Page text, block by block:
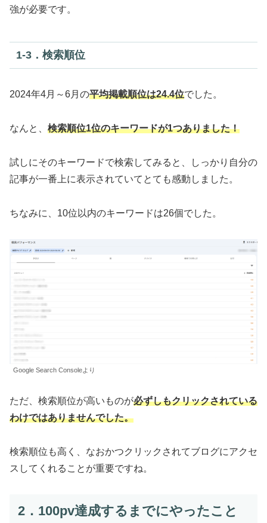
強が必要です。
1‐3．検索順位
2024年4月～6月の平均掲載順位は24.4位でした。
なんと、 検索順位1位のキーワードが1つありました！
試しにそのキーワードで検索してみると、しっかり自分の
記事が一番上に表示されていてとても感動しました。
ちなみに、10位以内のキーワードは26個でした。
Google Search Consoleより
ただ、検索順位が高いものが必ずしもクリックされている
わけではありませんでした。
検索順位も高く、なおかつクリックされてブログにアクセ
スしてくれることが重要ですね。
2．100pv達成するまでにやったこと